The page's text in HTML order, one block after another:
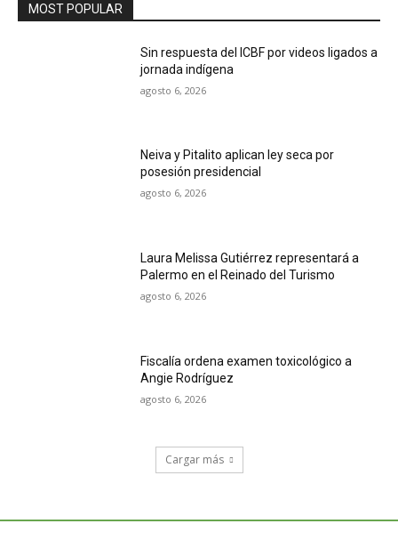
MOST POPULAR
Sin respuesta del ICBF por videos ligados a
jornada indígena
agosto 6, 2026
Neiva y Pitalito aplican ley seca por
posesión presidencial
agosto 6, 2026
Laura Melissa Gutiérrez representará a
Palermo en el Reinado del Turismo
agosto 6, 2026
Fiscalía ordena examen toxicológico a
Angie Rodríguez
agosto 6, 2026
Cargar más